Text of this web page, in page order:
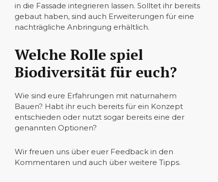
in die Fassade integrieren lassen. Solltet ihr bereits
gebaut haben, sind auch Erweiterungen für eine
nachträgliche Anbringung erhältlich.
Welche Rolle spiel
Biodiversität für euch?
Wie sind eure Erfahrungen mit naturnahem
Bauen? Habt ihr euch bereits für ein Konzept
entschieden oder nutzt sogar bereits eine der
genannten Optionen?
Wir freuen uns über euer Feedback in den
Kommentaren und auch über weitere Tipps.